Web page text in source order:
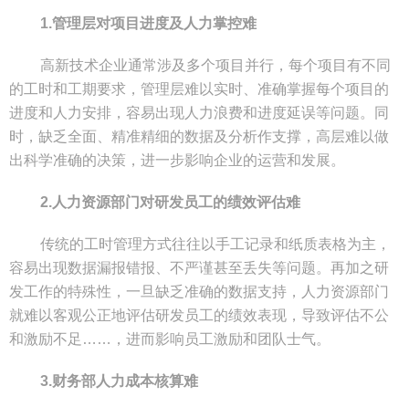
1.管理层对项目进度及人力掌控难
高新技术企业通常涉及多个项目并行，每个项目有不同
的工时和工期要求，管理层难以实时、准确掌握每个项目的
进度和人力安排，容易出现人力浪费和进度延误等问题。同
时，缺乏全面、精准精细的数据及分析作支撑，高层难以做
出科学准确的决策，进一步影响企业的运营和发展。
2.人力资源部门对研发员工的绩效评估难
传统的工时管理方式往往以手工记录和纸质表格为主，
容易出现数据漏报错报、不严谨甚至丢失等问题。再加之研
发工作的特殊性，一旦缺乏准确的数据支持，人力资源部门
就难以客观公正地评估研发员工的绩效表现，导致评估不公
和激励不足……，进而影响员工激励和团队士气。
3.财务部人力成本核算难